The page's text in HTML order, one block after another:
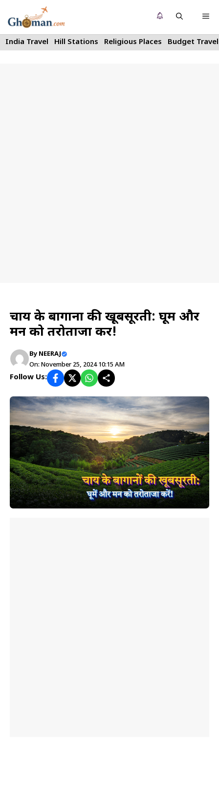
to
content
India Travel Hill Stations Religious Places Budget Travel
चाय के बागानों की खूबसूरती: घूमें और
मन को तरोताजा करें!
By NEERAJ
On: November 25, 2024 10:15 AM
Follow Us: